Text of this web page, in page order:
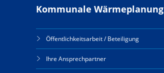
Kommunale Wärmeplanung
Öffentlichkeitsarbeit / Beteiligung
Ihre Ansprechpartner